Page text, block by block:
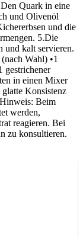
Quark in eine
und Olivenöl
und die
5.Die
und kalt servieren.
Wahl) •1
gestrichener
in einen Mixer
Konsistenz
Beim
werden,
reagieren. Bei
zu konsultieren.